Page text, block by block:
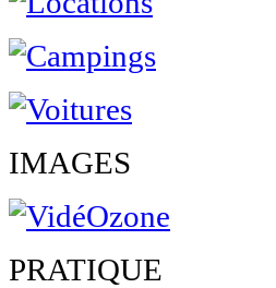
IMAGES
PRATIQUE